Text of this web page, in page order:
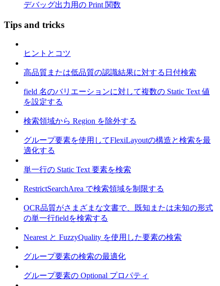
デバッグ出力用の Print 関数
Tips and tricks
ヒントとコツ
高品質または低品質の認識結果に対する日付検索
field 名のバリエーションに対して複数の Static Text 値
を設定する
検索領域から Region を除外する
グループ要素を使用してFlexiLayoutの構造と検索を最
適化する
単一行の Static Text 要素を検索
RestrictSearchArea で検索領域を制限する
OCR品質がさまざまな文書で、既知または未知の形式
の単一行fieldを検索する
Nearest と FuzzyQuality を使用した要素の検索
グループ要素の検索の最適化
グループ要素の Optional プロパティ